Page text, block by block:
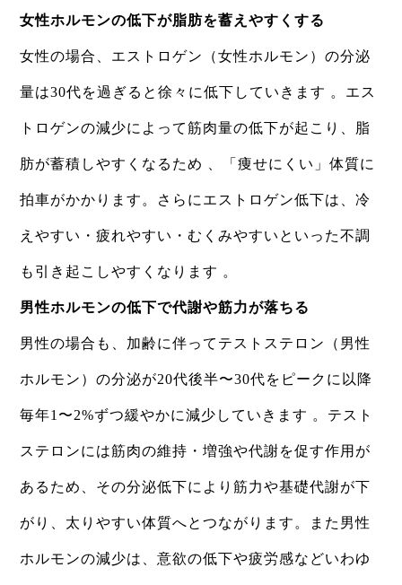
女性ホルモンの低下が脂肪を蓄えやすくする
女性の場合、エストロゲン（女性ホルモン）の分泌
量は30代を過ぎると徐々に低下していきます 。エス
トロゲンの減少によって筋肉量の低下が起こり、脂
肪が蓄積しやすくなるため 、「痩せにくい」体質に
拍車がかかります。さらにエストロゲン低下は、冷
えやすい・疲れやすい・むくみやすいといった不調
も引き起こしやすくなります 。
男性ホルモンの低下で代謝や筋力が落ちる
男性の場合も、加齢に伴ってテストステロン（男性
ホルモン）の分泌が20代後半〜30代をピークに以降
毎年1〜2%ずつ緩やかに減少していきます 。テスト
ステロンには筋肉の維持・増強や代謝を促す作用が
あるため、その分泌低下により筋力や基礎代謝が下
がり、太りやすい体質へとつながります。また男性
ホルモンの減少は、意欲の低下や疲労感などいわゆ